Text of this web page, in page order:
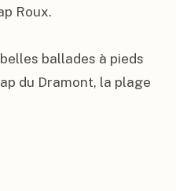
Roux.
ballades à pieds
du Dramont, la plage